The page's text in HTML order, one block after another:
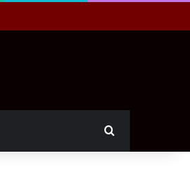
Search for